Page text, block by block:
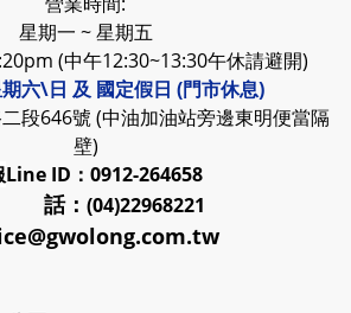
星期一 ~ 星期五
(中午12:30~13:30午休請避開)
六\日 及 國定假日 (門市休息)
段646號 (中油加油站旁邊東明便當隔
壁)
Line ID：0912-264658
話： (04)22968221